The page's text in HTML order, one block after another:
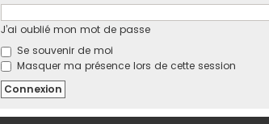
J’ai oublié mon mot de passe
Se souvenir de moi
Masquer ma présence lors de cette session